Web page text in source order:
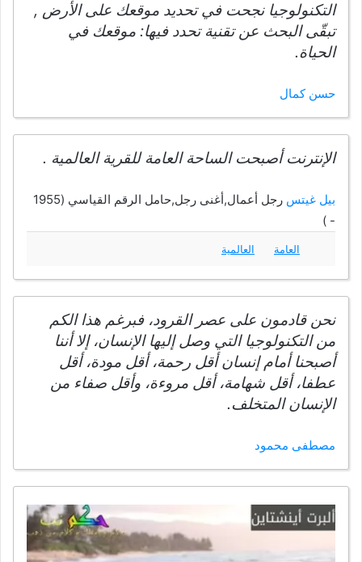
التكنولوجيا نجحت في تحديد موقعك على الأرض ,
تبقّى البحث عن تقنية تحدد فيها: موقعك في
الحياة.
حسن كمال
الإنترنت أصبحت الساحة العامة للقرية العالمية .
بيل غيتس
رجل أعمال,أغنى رجل,حامل الرقم القياسي (1955
- )
العامة العالمية
نحن قادمون على عصر القرود، فبرغم هذا الكم
من التكنولوجيا التي وصل إليها الإنسان، إلا أننا
أصبحنا أمام إنسان أقل رحمة، أقل مودة، أقل
عطفا، أقل شهامة، أقل مروءة، وأقل صفاء من
الإنسان المتخلف.
مصطفى محمود